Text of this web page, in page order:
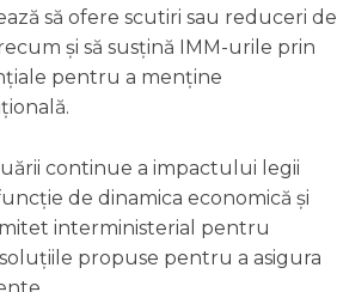
să ofere scutiri sau reduceri de
și să susțină IMM-urile prin
pentru a menține
continue a impactului legii
de dinamica economică și
interministerial pentru
propuse pentru a asigura